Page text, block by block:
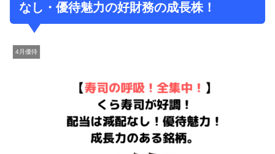
なし・優待魅力の好財務の成長株！
4月優待